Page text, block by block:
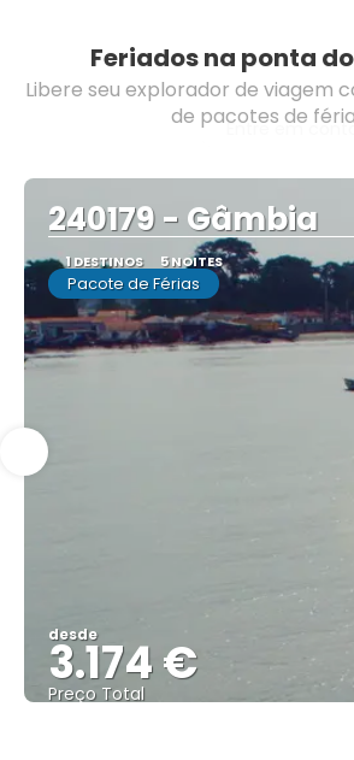
Feriados na ponta
Libere seu explorador de viagem
de pacotes de
240179 - Gâmbia
1 DESTINOS 5 NOITES
Pacote de Férias
desde
3.174 €
Preço Total
Entre em